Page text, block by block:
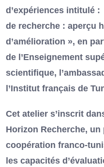
d’expériences intitulé
de recherche : aperçu
d’amélioration », en
de l’Enseignement
scientifique,
l’Institut français de
Cet atelier s’inscrit
Horizon Recherche, un
coopération franco-
les capacités